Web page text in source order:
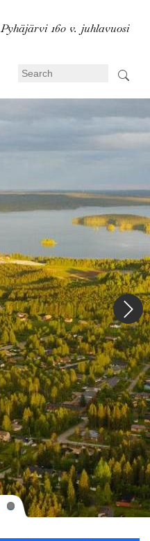
toPyhäjärvi 160 v. juhlavuosi
Search